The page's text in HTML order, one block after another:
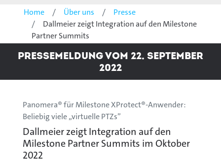
Home Über uns
Presse
Dallmeier zeigt Integration auf den Milestone
Partner Summits
Pressemeldung vom 22. September
2022
Panomera® für Milestone XProtect®-Anwender:
Beliebig viele „virtuelle PTZs”
Dallmeier zeigt Integration auf den
Milestone Partner Summits im Oktober
2022